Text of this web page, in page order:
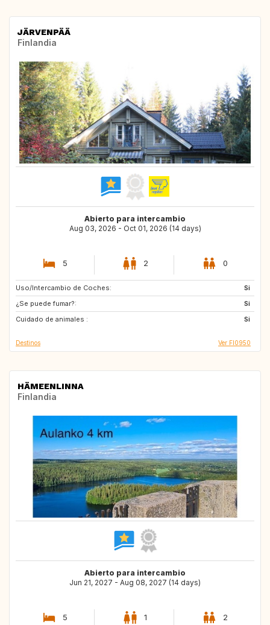
JÄRVENPÄÄ
Finlandia
Abierto para intercambio
Aug 03, 2026 - Oct 01, 2026 (14 days)
5 2 0
Uso/Intercambio de Coches:
Si
¿Se puede fumar?:
Si
Cuidado de animales :
Si
DE
IT
GR
Destinos Ver FI0950
HÄMEENLINNA
Finlandia
Abierto para intercambio
Jun 21, 2027 - Aug 08, 2027 (14 days)
5 1 2